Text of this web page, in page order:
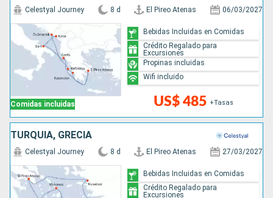
Comidas incluidas
Celestyal Journey 8 d El Pireo Atenas 06/03/2027
US$ 485 +Tasas
Bebidas Incluidas en Comidas
Crédito Regalado para
Excursiones
Propinas incluidas
Wifi incluido
TURQUÍA, GRECIA
Celestyal Journey 8 d El Pireo Atenas 27/03/2027
Bebidas Incluidas en Comidas
Crédito Regalado para
Excursiones